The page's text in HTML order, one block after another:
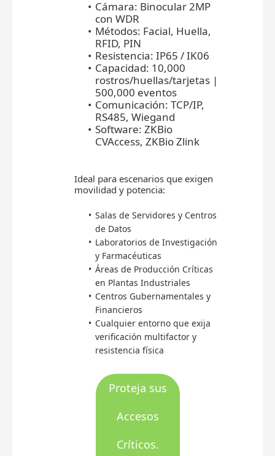
Cámara: Binocular 2MP
con WDR
Métodos: Facial, Huella,
RFID, PIN
Resistencia: IP65 / IK06
Capacidad: 10,000
rostros/huellas/tarjetas |
500,000 eventos
Comunicación: TCP/IP,
RS485, Wiegand
Software: ZKBio
CVAccess, ZKBio Zlink
Ideal para escenarios que exigen
movilidad y potencia:
Salas de Servidores y Centros
de Datos
Laboratorios de Investigación
y Farmacéuticas
Áreas de Producción Críticas
en Plantas Industriales
Centros Gubernamentales y
Financieros
Cualquier entorno que exija
verificación multifactor y
resistencia física
Proteja sus
Accesos
Críticos.